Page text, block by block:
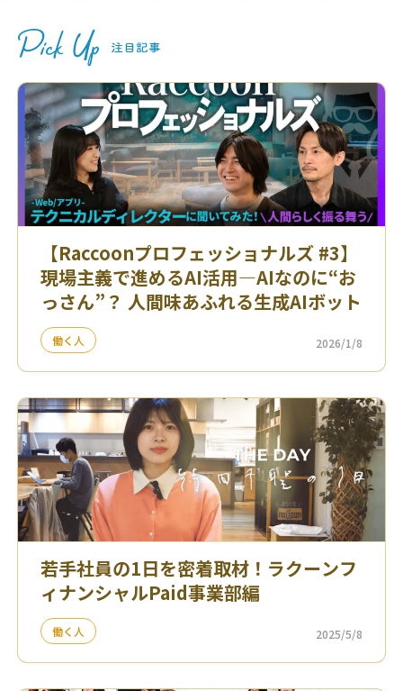
【Raccoonプロフェッショナルズ #3】
現場主義で進めるAI活用—AIなのに“お
っさん”？ 人間味あふれる生成AIボット
働く人 2026/1/8
若手社員の1日を密着取材！ラクーンフ
ィナンシャルPaid事業部編
働く人 2025/5/8